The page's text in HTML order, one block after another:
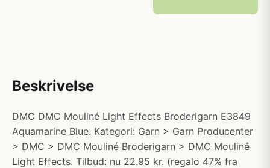
Beskrivelse
DMC DMC Mouliné Light Effects Broderigarn E3849
Aquamarine Blue. Kategori: Garn > Garn Producenter
> DMC > DMC Mouliné Broderigarn > DMC Mouliné
Light Effects. Tilbud: nu 22.95 kr. (regalo 47% fra